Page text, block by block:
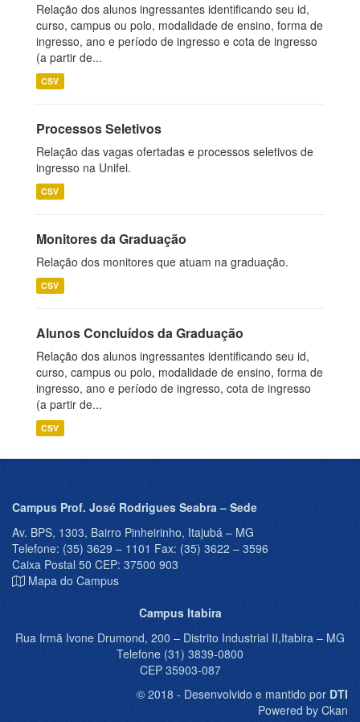
Relação dos alunos ingressantes identificando seu id,
curso, campus ou polo, modalidade de ensino, forma de
ingresso, ano e período de ingresso e cota de ingresso
(a partir de...
CSV
Processos Seletivos
Relação das vagas ofertadas e processos seletivos de
ingresso na Unifei.
CSV
Monitores da Graduação
Relação dos monitores que atuam na graduação.
CSV
Alunos Concluídos da Graduação
Relação dos alunos ingressantes identificando seu id,
curso, campus ou polo, modalidade de ensino, forma de
ingresso, ano e período de ingresso, cota de ingresso
(a partir de...
CSV
Campus Prof. José Rodrigues Seabra – Sede
Av. BPS, 1303, Bairro Pinheirinho, Itajubá – MG
Telefone: (35) 3629 – 1101 Fax: (35) 3622 – 3596
Caixa Postal 50 CEP: 37500 903
Mapa do Campus
Campus Itabira
Rua Irmã Ivone Drumond, 200 – Distrito Industrial II,Itabira – MG
Telefone (31) 3839-0800
CEP 35903-087
© 2018 - Desenvolvido e mantido por DTI
Powered by Ckan